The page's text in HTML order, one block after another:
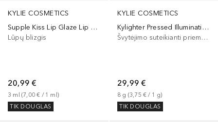
KYLIE COSMETICS
Supple Kiss Lip Glaze Lip Gloss
Lūpų blizgis
20,99 €
3 ml (7,00 € / 1 ml)
TIK DOUGLAS
KYLIE COSMETICS
Kylighter Pressed Illuminating Powder
Švytėjimo suteikianti priemonė/highlighteris
29,99 €
8 g (3,75 € / 1 g)
TIK DOUGLAS